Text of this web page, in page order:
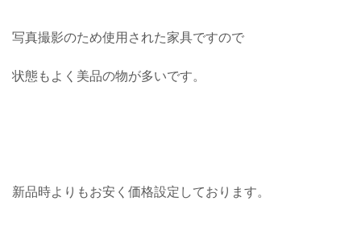
写真撮影のため使用された家具ですので
状態もよく美品の物が多いです。
新品時よりもお安く価格設定しております。